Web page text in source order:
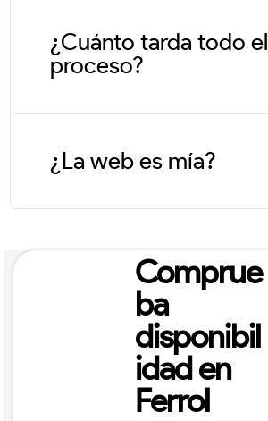
¿Cuánto tarda todo el
proceso?
¿La web es mía?
Comprue
ba
disponibil
idad en
Ferrol